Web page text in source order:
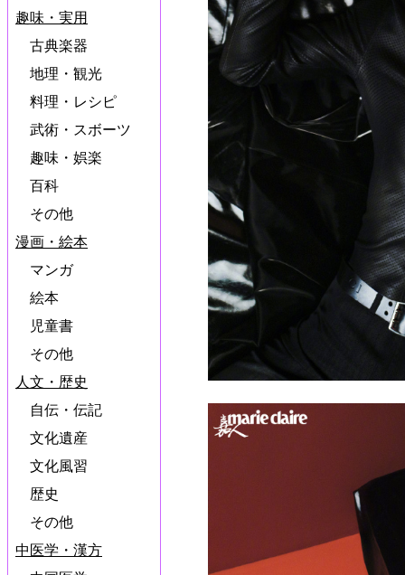
趣味・実用
古典楽器
地理・観光
料理・レシピ
武術・スボーツ
趣味・娯楽
百科
その他
漫画・絵本
マンガ
絵本
児童書
その他
人文・歴史
自伝・伝記
文化遺産
文化風習
歴史
その他
中医学・漢方